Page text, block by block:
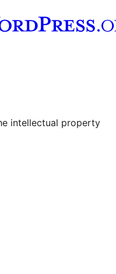
Tumblr account
intellectual property